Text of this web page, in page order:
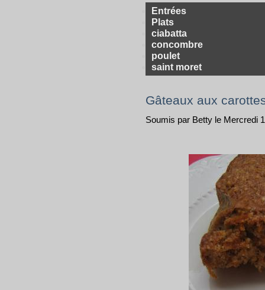
Entrées
Plats
ciabatta
concombre
poulet
saint moret
Gâteaux aux
Soumis par Betty le Mercredi